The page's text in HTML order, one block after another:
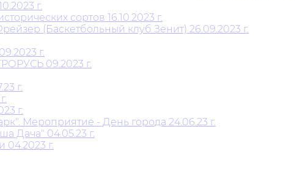
г.
сортов 16.10.2023 г.
(Баскетбольный клуб Зенит) 26.09.2023 г.
г.
09.2023 г.
г.
г.
Мероприятие - День города 24.06.23 г.
Дача" 04.05.23 г.
г.